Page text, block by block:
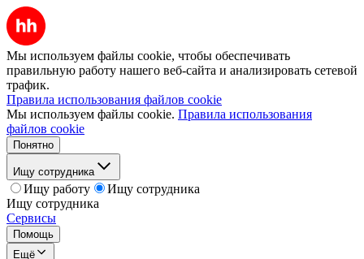
Мы используем файлы cookie, чтобы обеспечивать
правильную работу нашего веб-сайта и анализировать сетевой
трафик.
Правила использования файлов cookie
Мы используем файлы cookie. Правила использования
файлов cookie
Понятно
Ищу сотрудника
Ищу работу
Ищу сотрудника
Ищу сотрудника
Сервисы
Помощь
Ещё